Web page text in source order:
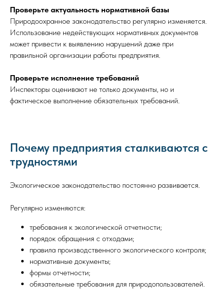
Проверьте актуальность нормативной базы
Природоохранное законодательство регулярно изменяется.
Использование недействующих нормативных документов
может привести к выявлению нарушений даже при
правильной организации работы предприятия.
Проверьте исполнение требований
Инспекторы оценивают не только документы, но и
фактическое выполнение обязательных требований.
Почему предприятия сталкиваются с
трудностями
Экологическое законодательство постоянно развивается.
Регулярно изменяются:
требования к экологической отчетности;
порядок обращения с отходами;
правила производственного экологического контроля;
нормативные документы;
формы отчетности;
обязательные требования для природопользователей.